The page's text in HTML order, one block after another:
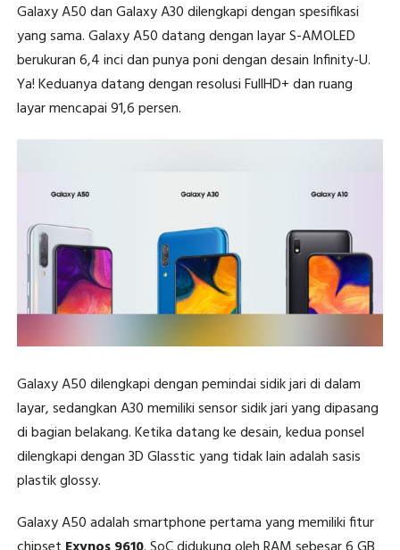
Galaxy A50 dan Galaxy A30 dilengkapi dengan spesifikasi
yang sama. Galaxy A50 datang dengan layar S-AMOLED
berukuran 6,4 inci dan punya poni dengan desain Infinity-U.
Ya! Keduanya datang dengan resolusi FullHD+ dan ruang
layar mencapai 91,6 persen.
Galaxy A50 dilengkapi dengan pemindai sidik jari di dalam
layar, sedangkan A30 memiliki sensor sidik jari yang dipasang
di bagian belakang. Ketika datang ke desain, kedua ponsel
dilengkapi dengan 3D Glasstic yang tidak lain adalah sasis
plastik glossy.
Galaxy A50 adalah smartphone pertama yang memiliki fitur